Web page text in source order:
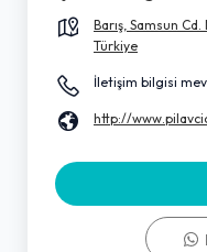
Barış, Samsun
Türkiye
İletişim bilgisi
http://